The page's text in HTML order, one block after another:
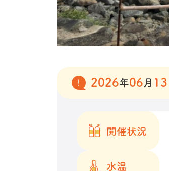
2026年06 月 13
開催状況
水温